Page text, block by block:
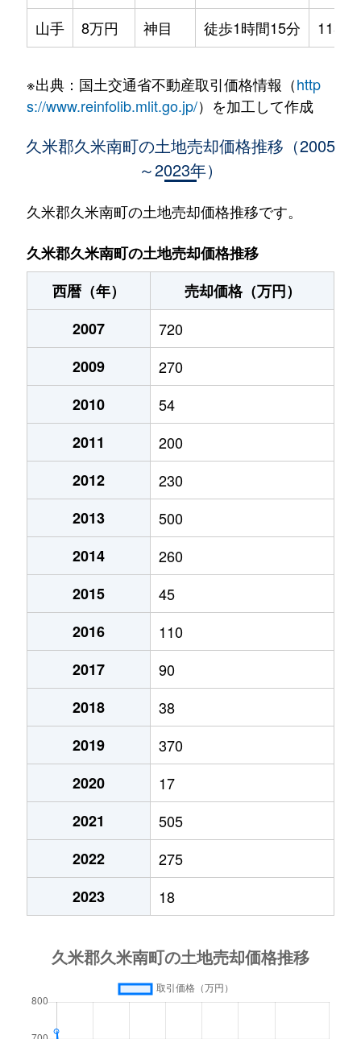
山手
8万円 神目 徒歩1時間15分 115m²
※出典：国土交通省不動産取引価格情報（http
s://www.reinfolib.mlit.go.jp/）を加工して作成
久米郡久米南町の土地売却価格推移（2005
～2023年）
久米郡久米南町の土地売却価格推移です。
久米郡久米南町の土地売却価格推移
西暦（年）
売却価格（万円）
2007
720
2009
270
2010
54
2011
200
2012
230
2013
500
2014
260
2015
45
2016
110
2017
90
2018
38
2019
370
2020
17
2021
505
2022
275
2023
18